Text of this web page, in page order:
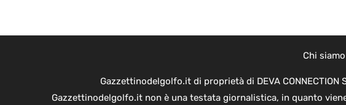
Chi siamo
Gazzettinodelgolfo.it di proprietà di DEVA
Gazzettinodelgolfo.it non è una testata giornalistica, in quanto